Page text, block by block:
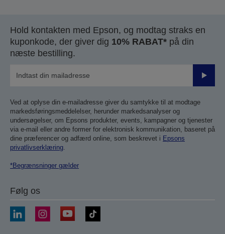
Hold kontakten med Epson, og modtag straks en
kuponkode, der giver dig 10% RABAT* på din
næste bestilling.
Send
Ved at oplyse din e-mailadresse giver du samtykke til at modtage
markedsføringsmeddelelser, herunder markedsanalyser og
undersøgelser, om Epsons produkter, events, kampagner og tjenester
via e-mail eller andre former for elektronisk kommunikation, baseret på
dine præferencer og adfærd online, som beskrevet i Epsons
privatlivserklæring.
*Begrænsninger gælder
Følg os